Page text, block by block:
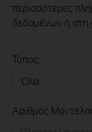
περισσότερες
δεδομένων ή στη
Τύπος:
Αριθμός